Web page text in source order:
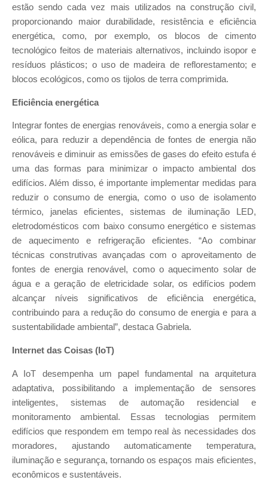
estão sendo cada vez mais utilizados na construção civil,
proporcionando maior durabilidade, resistência e eficiência
energética, como, por exemplo, os blocos de cimento
tecnológico feitos de materiais alternativos, incluindo isopor e
resíduos plásticos; o uso de madeira de reflorestamento; e
blocos ecológicos, como os tijolos de terra comprimida.
Eficiência energética
Integrar fontes de energias renováveis, como a energia solar e
eólica, para reduzir a dependência de fontes de energia não
renováveis e diminuir as emissões de gases do efeito estufa é
uma das formas para minimizar o impacto ambiental dos
edifícios. Além disso, é importante implementar medidas para
reduzir o consumo de energia, como o uso de isolamento
térmico, janelas eficientes, sistemas de iluminação LED,
eletrodomésticos com baixo consumo energético e sistemas
de aquecimento e refrigeração eficientes. “Ao combinar
técnicas construtivas avançadas com o aproveitamento de
fontes de energia renovável, como o aquecimento solar de
água e a geração de eletricidade solar, os edifícios podem
alcançar níveis significativos de eficiência energética,
contribuindo para a redução do consumo de energia e para a
sustentabilidade ambiental”, destaca Gabriela.
Internet das Coisas (IoT)
A IoT desempenha um papel fundamental na arquitetura
adaptativa, possibilitando a implementação de sensores
inteligentes, sistemas de automação residencial e
monitoramento ambiental. Essas tecnologias permitem
edifícios que respondem em tempo real às necessidades dos
moradores, ajustando automaticamente temperatura,
iluminação e segurança, tornando os espaços mais eficientes,
econômicos e sustentáveis.